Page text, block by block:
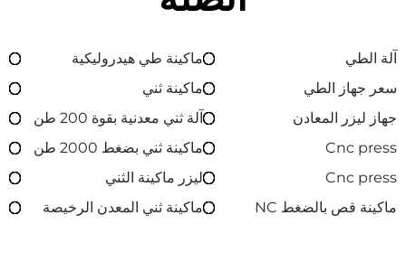
آلة الطي
ماكينة طي هيدروليكية
سعر جهاز الطي
ماكينة ثني
جهاز ليزر المعادن
آلة ثني معدنية بقوة 200 طن
Cnc press
ماكينة ثني بضغط 2000 طن
Cnc press
ليزر ماكينة الثني
ماكينة قص بالضغط NC
ماكينة ثني المعدن الرخيصة